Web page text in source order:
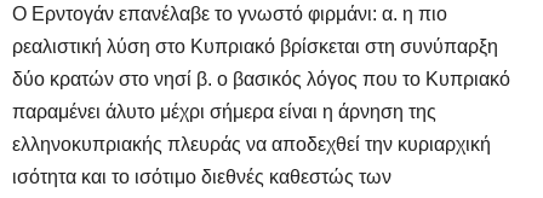
Ο Ερντογάν επανέλαβε το γνωστό φιρμάνι: α. η πιο
ρεαλιστική λύση στο Κυπριακό βρίσκεται στη συνύπαρξη
δύο κρατών στο νησί β. ο βασικός λόγος που το Κυπριακό
παραμένει άλυτο μέχρι σήμερα είναι η άρνηση της
ελληνοκυπριακής πλευράς να αποδεχθεί την κυριαρχική
ισότητα και το ισότιμο διεθνές καθεστώς των